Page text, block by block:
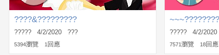
????&?????????
????? 4/2/2020 ???
5394瀏覽 1 回應
????? 4/2/
7571瀏覽 18回應